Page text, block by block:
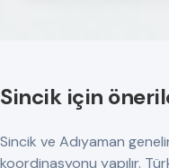
Sincik için
Sincik ve Adıyaman
koordinasyonu yapılır.